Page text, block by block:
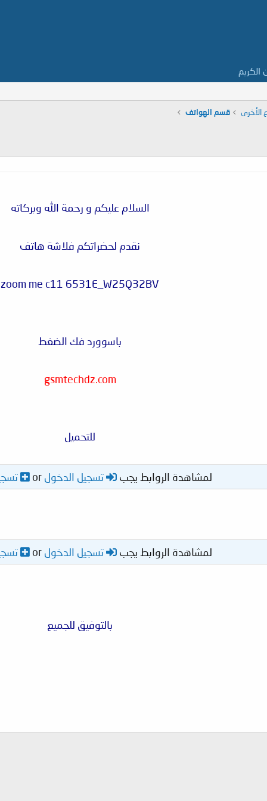
الكريم
الأخرى قسم الهواتف
السلام عليكم و رحمة الله وبركاته
نقدم لحضراتكم فلاشة هاتف
zoom me c11 6531E_W25Q32BV
باسوورد فك الضغط
gsmtechdz.com
للتحميل
لمشاهدة الروابط يجب تسجيل الدخول or
لمشاهدة الروابط يجب تسجيل الدخول or
بالتوفيق للجميع